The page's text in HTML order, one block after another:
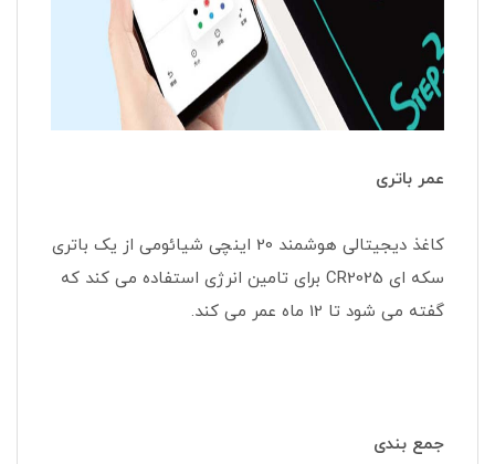
عمر باتری
کاغذ دیجیتالی هوشمند 20 اینچی شیائومی از یک باتری
سکه ای CR2025 برای تامین انرژی استفاده می کند که
گفته می شود تا 12 ماه عمر می کند.
جمع بندی